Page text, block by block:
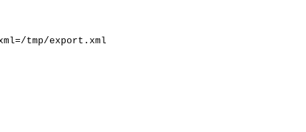
tmp/export.xml